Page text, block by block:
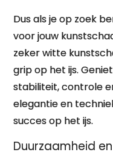
Dus als je op zoek
voor jouw
zeker witte
grip op het ijs.
stabiliteit, controle
elegantie en
succes op het ijs.
Duurzaamheid